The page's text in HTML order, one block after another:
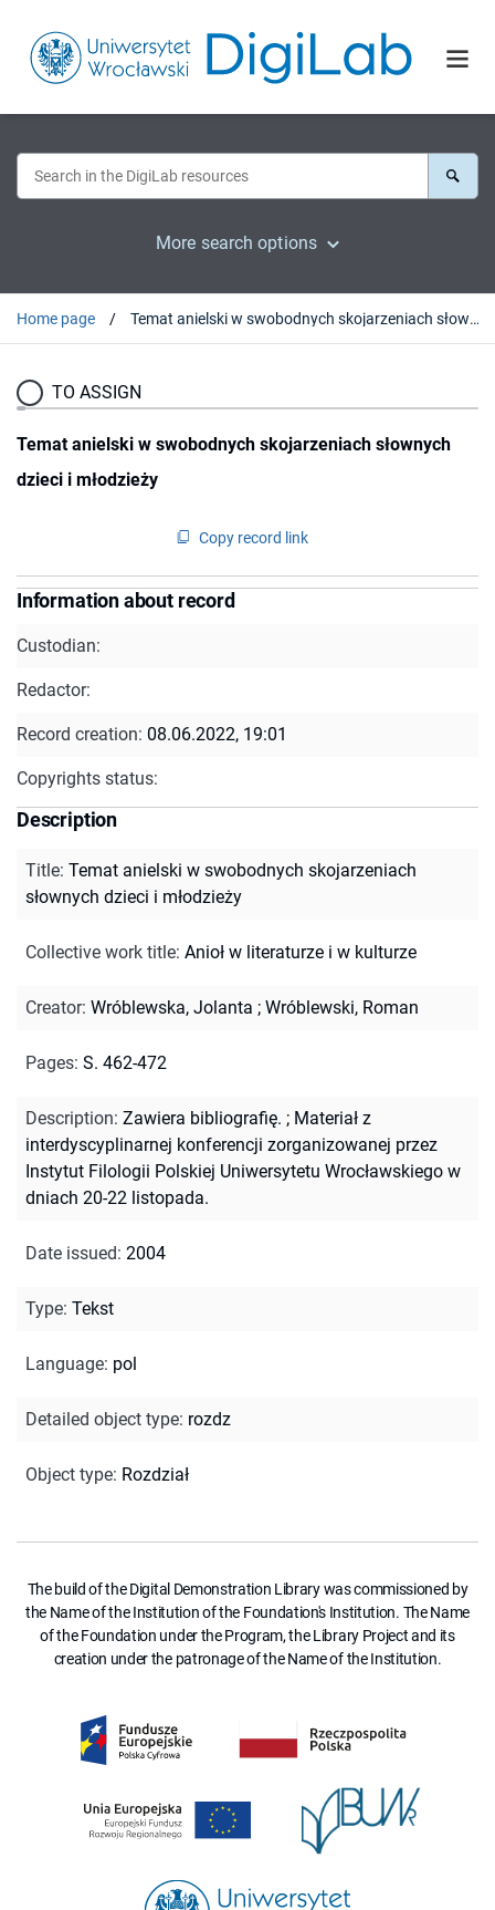
More search options
Home page Temat anielski w swobodnych skojarzeniach słownych dzieci i młodzieży
TO ASSIGN
Temat anielski w swobodnych skojarzeniach słownych
dzieci i młodzieży
Copy record link
Information about record
Custodian:
Redactor:
Record creation: 08.06.2022, 19:01
Copyrights status:
Description
Title: Temat anielski w swobodnych skojarzeniach
słownych dzieci i młodzieży
Collective work title: Anioł w literaturze i w kulturze
Creator: Wróblewska, Jolanta ; Wróblewski, Roman
Pages: S. 462-472
Description: Zawiera bibliografię. ; Materiał z
interdyscyplinarnej konferencji zorganizowanej przez
Instytut Filologii Polskiej Uniwersytetu Wrocławskiego w
dniach 20-22 listopada.
Date issued: 2004
Type: Tekst
Language: pol
Detailed object type: rozdz
Object type: Rozdział
The build of the Digital Demonstration Library was commissioned by
the Name of the Institution of the Foundation's Institution. The Name
of the Foundation under the Program, the Library Project and its
creation under the patronage of the Name of the Institution.